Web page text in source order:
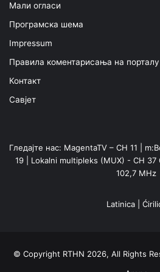
Мали огласи
Програмска шема
Impressum
Правила коментарисања на
Контакт
Савјет
Гледајте нас: MagentaTV – CH 11 |
19 | Lokalni multipleks (MUX) - CH 37
102,7 MHz
Latinica|
© Copyright RTHN 2026, All Rights